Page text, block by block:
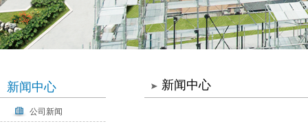
新闻中心
公司新闻
新闻中心